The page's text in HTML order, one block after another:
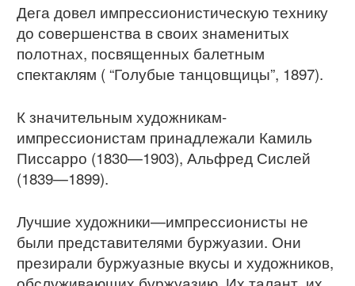
Дега довел импрессионистическую технику
до совершенства в своих знаменитых
полотнах, посвященных балетным
спектаклям ( “Голубые танцовщицы”, 1897).
К значительным художникам-
импрессионистам принадлежали Камиль
Писсарро (1830—1903), Альфред Сислей
(1839—1899).
Лучшие художники—импрессионисты не
были представителями буржуазии. Они
презирали буржуазные вкусы и художников,